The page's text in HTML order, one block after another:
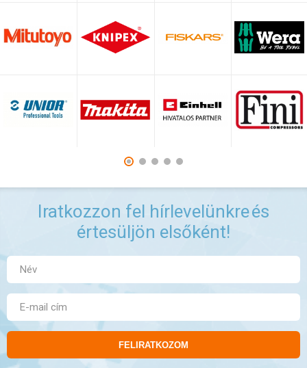
Iratkozzon fel hírlevelünkreés
értesüljön elsőként!
FELIRATKOZOM